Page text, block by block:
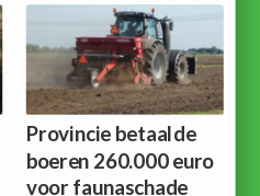
Provincie betaalde
boeren 260.000 euro
voor faunaschade